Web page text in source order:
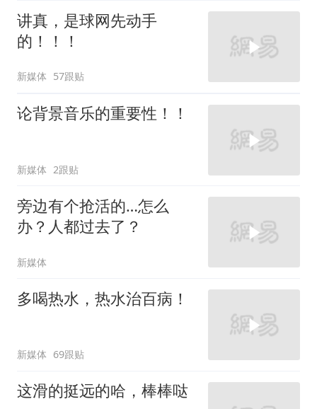
讲真，是球网先动手
的！！！
新媒体 57跟贴
论背景音乐的重要性！！
新媒体 2跟贴
旁边有个抢活的…怎么
办？人都过去了？
新媒体
多喝热水，热水治百病！
新媒体 69跟贴
这滑的挺远的哈，棒棒哒